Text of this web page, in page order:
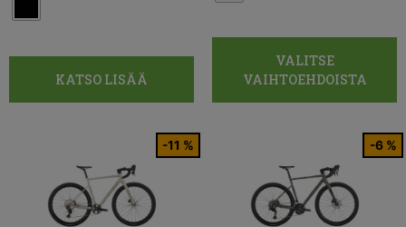
KATSO LISÄÄ
VALITSE
VAIHTOEHDOISTA
-11 % -6 %